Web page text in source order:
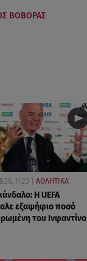
ΒΟΒΟΡΑΣ
11:23 ΑΘΛΗΤΙΚΑ
Η UEFA
εξαψήφιο ποσό
του Ινφαντίνο